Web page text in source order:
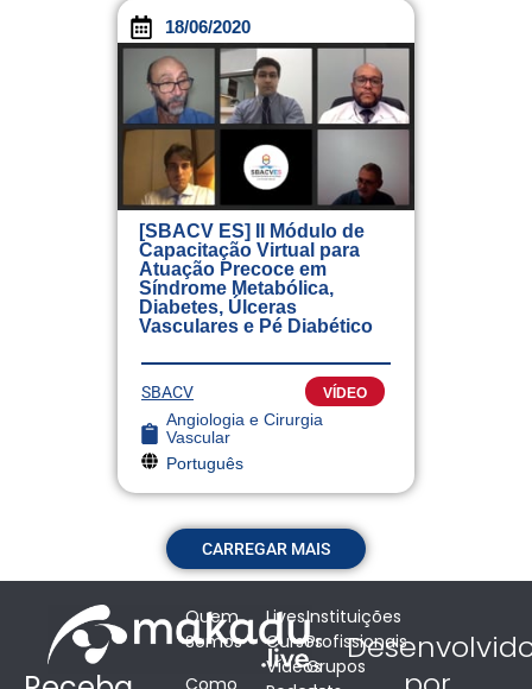
18/06/2020
[SBACV ES] II Módulo de
Capacitação Virtual para
Atuação Precoce em
Síndrome Metabólica,
Diabetes, Úlceras
Vasculares e Pé Diabético
SBACV VÍDEO
Angiologia e Cirurgia
Vascular
Português
CARREGAR MAIS
Quem
Somos
Como
Lives
Cursos
Vídeos
Instituições
Profissionais
Grupos